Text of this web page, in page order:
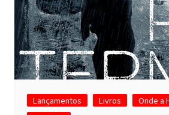
Lançamentos Livros
Onde a